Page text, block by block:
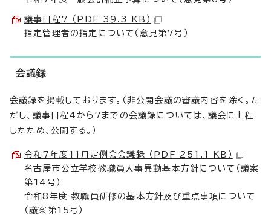
議事日程7 （PDF 39.3 KB）
指定管理者の指定について（意見第7号）
会議録
会議録を掲載しております。（非公開会議の審議内容を除く。た
だし、議事日程4から7までの会議録については、議会に上程
したため、公開する。）
令和7年度11月定例会会議録 （PDF 251.1 KB）
名古屋市公立学校教職員人事異動基本方針について（議案
第14号）
令和8年度 教職員研修の基本方針及び重点事項について
（議案第15号）